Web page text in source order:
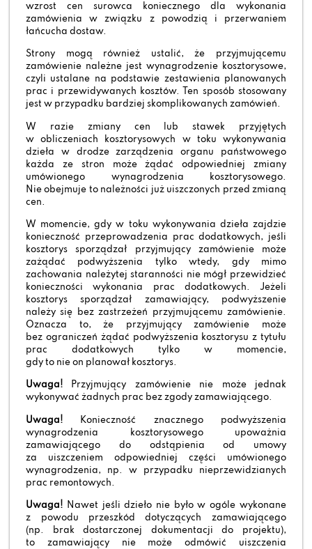
wzrost cen surowca koniecznego dla wykonania
zamówienia w związku z powodzią i przerwaniem
łańcucha dostaw.
Strony mogą również ustalić, że przyjmującemu
zamówienie należne jest wynagrodzenie kosztorysowe,
czyli ustalane na podstawie zestawienia planowanych
prac i przewidywanych kosztów. Ten sposób stosowany
jest w przypadku bardziej skomplikowanych zamówień.
W razie zmiany cen lub stawek przyjętych
w obliczeniach kosztorysowych w toku wykonywania
dzieła w drodze zarządzenia organu państwowego
każda ze stron może żądać odpowiedniej zmiany
umówionego wynagrodzenia kosztorysowego.
Nie obejmuje to należności już uiszczonych przed zmianą
cen.
W momencie, gdy w toku wykonywania dzieła zajdzie
konieczność przeprowadzenia prac dodatkowych, jeśli
kosztorys sporządzał przyjmujący zamówienie może
zażądać podwyższenia tylko wtedy, gdy mimo
zachowania należytej staranności nie mógł przewidzieć
konieczności wykonania prac dodatkowych. Jeżeli
kosztorys sporządzał zamawiający, podwyższenie
należy się bez zastrzeżeń przyjmującemu zamówienie.
Oznacza to, że przyjmujący zamówienie może
bez ograniczeń żądać podwyższenia kosztorysu z tytułu
prac dodatkowych tylko w momencie,
gdy to nie on planował kosztorys.
Uwaga! Przyjmujący zamówienie nie może jednak
wykonywać żadnych prac bez zgody zamawiającego.
Uwaga! Konieczność znacznego podwyższenia
wynagrodzenia kosztorysowego upoważnia
zamawiającego do odstąpienia od umowy
za uiszczeniem odpowiedniej części umówionego
wynagrodzenia, np. w przypadku nieprzewidzianych
prac remontowych.
Uwaga! Nawet jeśli dzieło nie było w ogóle wykonane
z powodu przeszkód dotyczących zamawiającego
(np. brak dostarczonej dokumentacji do projektu),
to zamawiający nie może odmówić uiszczenia